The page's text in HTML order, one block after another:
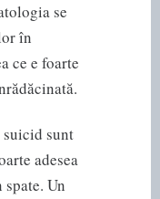
se
în
ce e foarte
sunt
adesea
Un